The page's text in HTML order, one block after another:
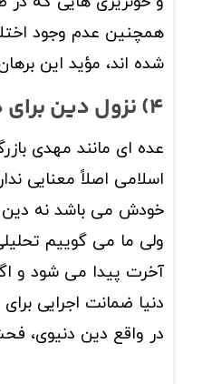
همچنین عدم وجود
شده اند، مؤید این
4) نزول دین برای دنیا یا آخرت؟!
عده ای مانند مهدی
اسلامی اصلاً معنایی
خودش می باشد نه دین
ولی ما می گوییم
آخرت پیدا می شود و
دنیا ضمانت اجرایی
در واقع دین دنیوی،